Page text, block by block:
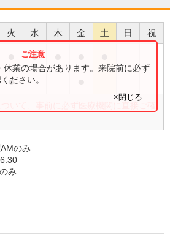
火 水 木 金 土 日 祝
●
●
いて、事前に必ず医療機関に直接ご確
休業の場合があります。来院前に必ず
ださい。
×閉じる
のみ
み